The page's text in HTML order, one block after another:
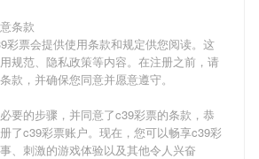
条款
彩票会提供使用条款和规定供您阅读。这
规范、隐私政策等内容。在注册之前，请
款，并确保您同意并愿意遵守。
要的步骤，并同意了c39彩票的条款，恭
了c39彩票账户。现在，您可以畅享c39彩
、刺激的游戏体验以及其他令人兴奋